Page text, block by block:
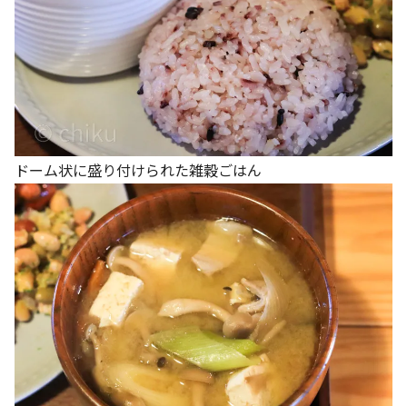
ドーム状に盛り付けられた雑穀ごはん